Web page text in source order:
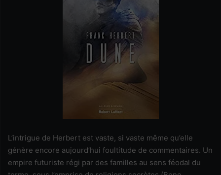
L’intrigue de Herbert est vaste, si vaste même qu’elle
génère encore aujourd’hui foultitude de commentaires. Un
empire futuriste régi par des familles au sens féodal du